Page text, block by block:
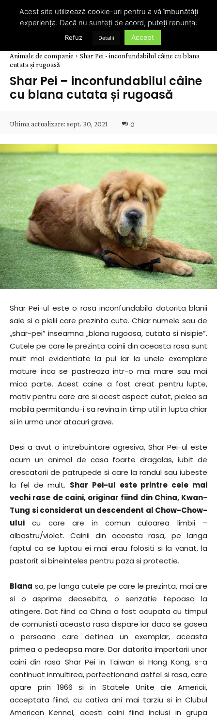
Animale de companie
Shar Pei - inconfundabilul câine cu blana
cutata și rugoasă
Shar Pei – inconfundabilul câine
cu blana cutata și rugoasă
Ultima actualizare: sept. 30, 2021 0
Shar Pei-ul este o rasa inconfundabila datorita blanii
sale si a pielii care prezinta cute. Chiar numele sau de
„shar-pei” inseamna „blana rugoasa, cutata si nisipie”.
Cutele pe care le prezinta cainii din aceasta rasa sunt
mult mai evidentiate la pui iar la unele exemplare
mature inca se pastreaza intr-o mai mare sau mai
mica parte. Acest caine a fost creat pentru lupte,
motiv pentru care are si acest aspect cutat, pielea sa
mobila permitandu-i sa revina in timp util in lupta chiar
si in urma unor atacuri grave.
Desi a avut o intrebuintare agresiva, Shar Pei-ul este
acum un animal de casa foarte dragalas, iubit de
crescatorii de patrupede si care la randul sau iubeste
la fel de mult. Shar Pei-ul este printre cele mai
vechi rase de caini, originar fiind din China, Kwan-
Tung si considerat un descendent al Chow-Chow-
ului cu care are in comun culoarea limbii –
albastru/violet. Cainii din aceasta rasa, pe langa
faptul ca se luptau ei mai erau folositi si la vanat, la
pastorit si bineinteles pentru paza si protectie.
Blana sa, pe langa cutele pe care le prezinta, mai are
si o asprime deosebita, o senzatie tepoasa la
atingere. Dat fiind ca China a fost ocupata cu timpul
de comunisti aceasta rasa dispare iar daca se gasea
o persoana care detinea un exemplar, aceasta
primea o pedeapsa mare. Dar datorita importarii unor
caini din rasa Shar Pei in Taiwan si Hong Kong, s-a
continuat inmultirea, perfectionand astfel si rasa, care
apare prin 1966 si in Statele Unite ale Americii,
acceptata fiind, cu cativa ani mai tarziu si in Clubul
American Kennel, acesti caini fiind inclusi in grupa
Acest site utilizează cookie-uri pentru a vă îmbunătăți
experiența. Dacă nu sunteți de acord, puteți renunța:
Refuz Detalii Accept